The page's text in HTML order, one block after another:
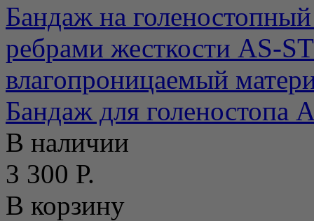
Бандаж на
ребрами жесткости AS-
влагопроницаемый
Бандаж для голеностопа
В наличии
3 300 Р.
В корзину